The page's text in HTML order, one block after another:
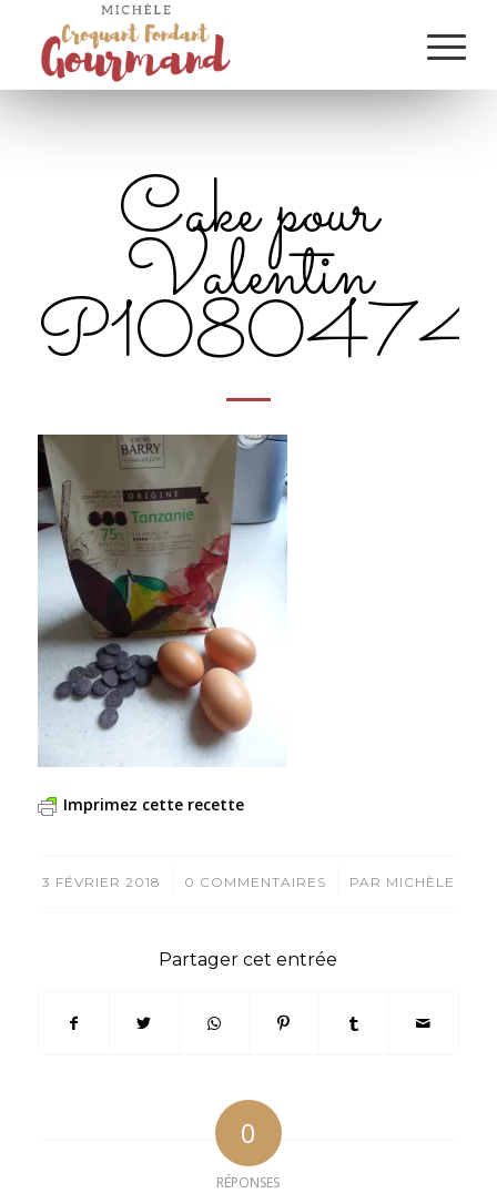
Cake pour
Valentin
P1080474
Imprimez cette recette
3 FÉVRIER 2018
/ 0 COMMENTAIRES
/ PAR MICHÈLE
Partager cet entrée
0
RÉPONSES